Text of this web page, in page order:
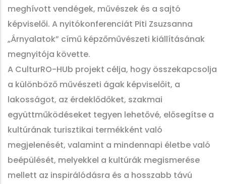
meghívott vendégek, művészek és a sajtó
képviselői. A nyitókonferenciát Piti Zsuzsanna
„Árnyalatok” című képzőművészeti kiállításának
megnyitója követte.
A CulturRO-HUb projekt célja, hogy összekapcsolja
a különböző művészeti ágak képviselőit, a
lakosságot, az érdeklődőket, szakmai
együttműködéseket tegyen lehetővé, elősegítse a
kultúrának turisztikai termékként való
megjelenését, valamint a mindennapi életbe való
beépülését, melyekkel a kultúrák megismerése
mellett az inspirálódásra és a hosszabb távú